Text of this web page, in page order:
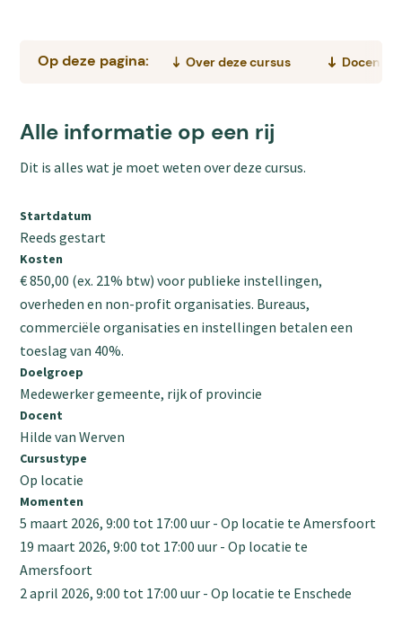
Op deze pagina: Over deze cursus Docent
Alle informatie op een rij
Dit is alles wat je moet weten over deze cursus.
Startdatum
Reeds gestart
Kosten
€ 850,00 (ex. 21% btw) voor publieke instellingen,
overheden en non-profit organisaties. Bureaus,
commerciële organisaties en instellingen betalen een
toeslag van 40%.
Doelgroep
Medewerker gemeente, rijk of provincie
Docent
Hilde van Werven
Cursustype
Op locatie
Momenten
5 maart 2026, 9:00 tot 17:00 uur
Op locatie te Amersfoort
19 maart 2026, 9:00 tot 17:00 uur
Op locatie te
Amersfoort
2 april 2026, 9:00 tot 17:00 uur Op locatie te Enschede